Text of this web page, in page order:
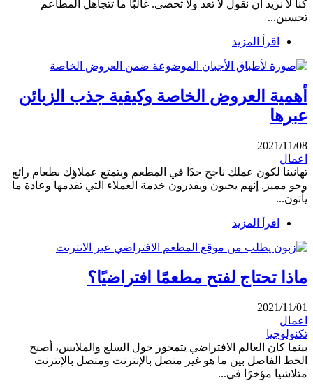
كنا لا نريد أن نقول لا تعد ولا تحصى. غالبًا ما تتجاهل المطاعم
تحسين...
اقرأ المزيد
أهمية العروض الخاصة وكيفية جذب الزبائن
عبرها
2021/11/08
اعمال
تهانينا لكون عملك ناجح جدًا في المطعم ويتمتع عملاؤك بطعام رائع
وجو مميز. إنهم يحبون ويقدرون خدمة العملاء التي تقدمها وعادة ما
يأتون...
اقرأ المزيد
ماذا تحتاج لفتح مطعمًا افتراضيًا؟
2021/11/01
اعمال
تكنولوجيا
بينما كان العالم الافتراضي يتمحور حول السلع والملابس، أصبح
الخط الفاصل بين ما هو غير متصل بالإنترنت ومتصل بالإنترنت
متلاشيا مؤخرًا في...